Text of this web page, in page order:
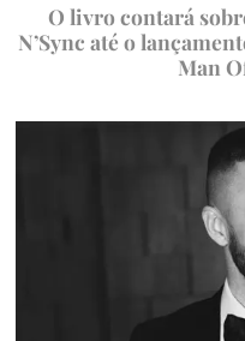
O livro contará
N’Sync até o
Man